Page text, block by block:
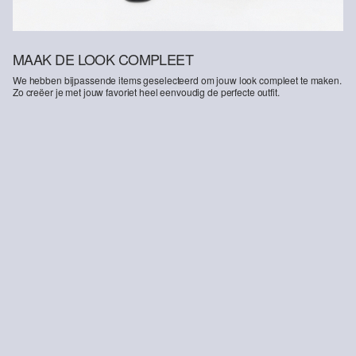
MAAK DE LOOK COMPLEET
We hebben bijpassende items geselecteerd om jouw look compleet te maken.
Zo creëer je met jouw favoriet heel eenvoudig de perfecte outfit.